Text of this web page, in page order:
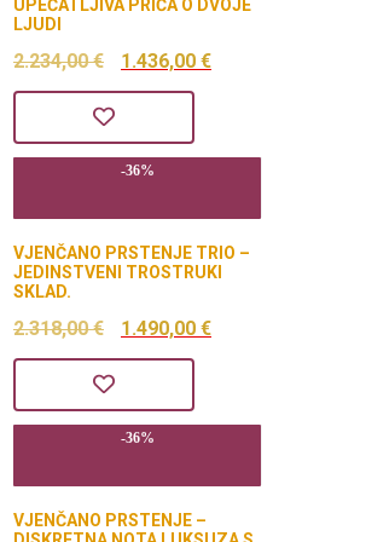
UPEČATLJIVA PRIČA O DVOJE
LJUDI
2.234,00€
Izvorna
cijena
bila
je:
2.234,00 €.
1.436,00 €
-36%
VJENČANO PRSTENJE TRIO –
JEDINSTVENI TROSTRUKI
SKLAD.
2.318,00€
Izvorna
cijena
bila
je:
2.318,00 €.
1.490,00 €
-36%
VJENČANO PRSTENJE –